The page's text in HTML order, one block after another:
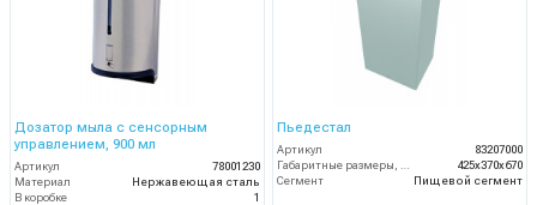
Дозатор мыла с сенсорным
управлением, 900 мл
Артикул
78001230
Материал
Нержавеющая сталь
В коробке
1
Пьедестал
Артикул
83207000
425x370x670
Сегмент
Пищевой сегмент